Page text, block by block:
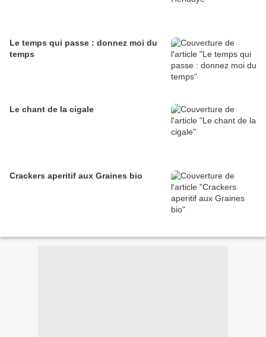
Le temps qui passe : donnez moi du
temps
Le chant de la cigale
Crackers aperitif aux Graines bio